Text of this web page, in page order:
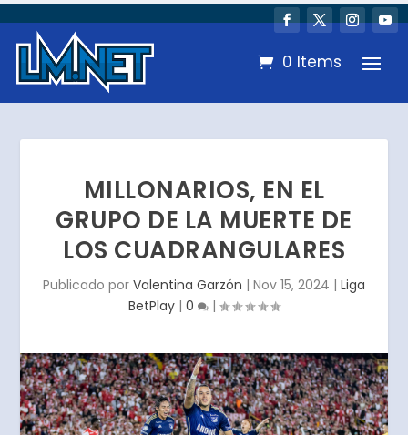
0 Items
MILLONARIOS, EN EL
GRUPO DE LA MUERTE DE
LOS CUADRANGULARES
Publicado por Valentina Garzón | Nov 15, 2024 | Liga
BetPlay | 0 |